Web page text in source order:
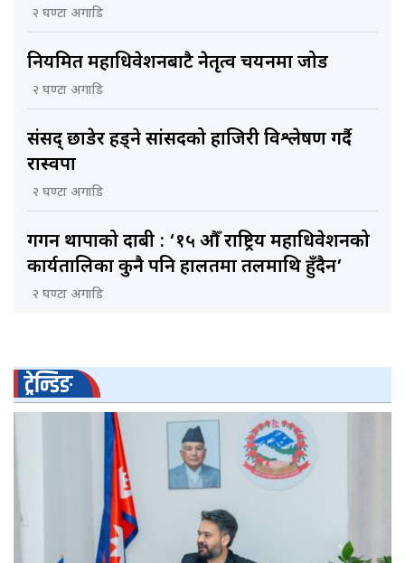
२ घण्टा अगाडि
नियमित महाधिवेशनबाटै नेतृत्व चयनमा जोड
२ घण्टा अगाडि
संसद् छाडेर हिँड्ने सांसदको हाजिरी विश्लेषण गर्दै
रास्वपा
२ घण्टा अगाडि
गगन थापाको दाबी : ‘१५ औँ राष्ट्रिय महाधिवेशनको
कार्यतालिका कुनै पनि हालतमा तलमाथि हुँदैन’
२ घण्टा अगाडि
ट्रेन्डिङ